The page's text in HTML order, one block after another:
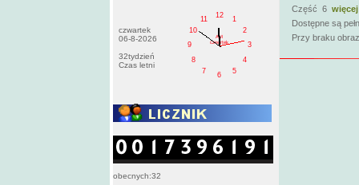
czwartek
06-8-2026
32tydzień
Czas letni
1
2
3
4
5
6
7
8
9
10
11
12
AM
czwartek
obecnych:32
Część 6 więcej
Dostępne są
Przy braku